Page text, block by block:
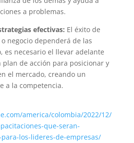
a problemas.
efectivas: El éxito de
negocio dependerá de las
es necesario el llevar adelante
plan de acción para posicionar y
el mercado, creando un
a la competencia.
america/colombia/2022/12/
que-seran-
los-lideres-de-empresas/